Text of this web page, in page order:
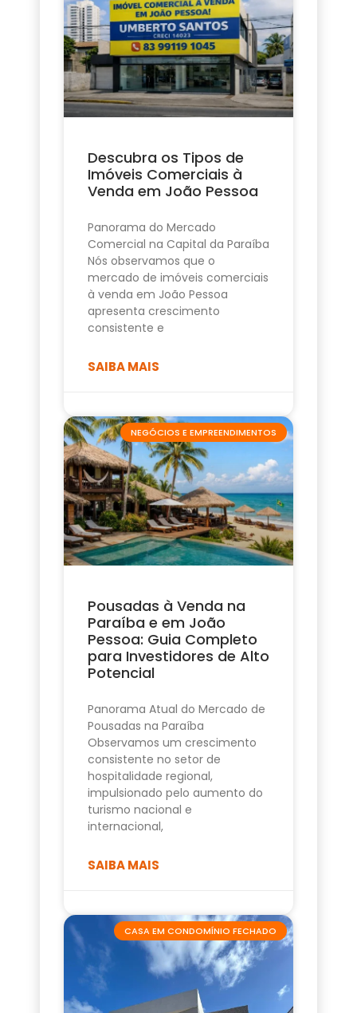
Descubra os Tipos de
Imóveis Comerciais à
Venda em João Pessoa
Panorama do Mercado
Comercial na Capital da Paraíba
Nós observamos que o
mercado de imóveis comerciais
à venda em João Pessoa
apresenta crescimento
consistente e
SAIBA MAIS
NEGÓCIOS E EMPREENDIMENTOS
Pousadas à Venda na
Paraíba e em João
Pessoa: Guia Completo
para Investidores de Alto
Potencial
Panorama Atual do Mercado de
Pousadas na Paraíba
Observamos um crescimento
consistente no setor de
hospitalidade regional,
impulsionado pelo aumento do
turismo nacional e
internacional,
SAIBA MAIS
CASA EM CONDOMÍNIO FECHADO